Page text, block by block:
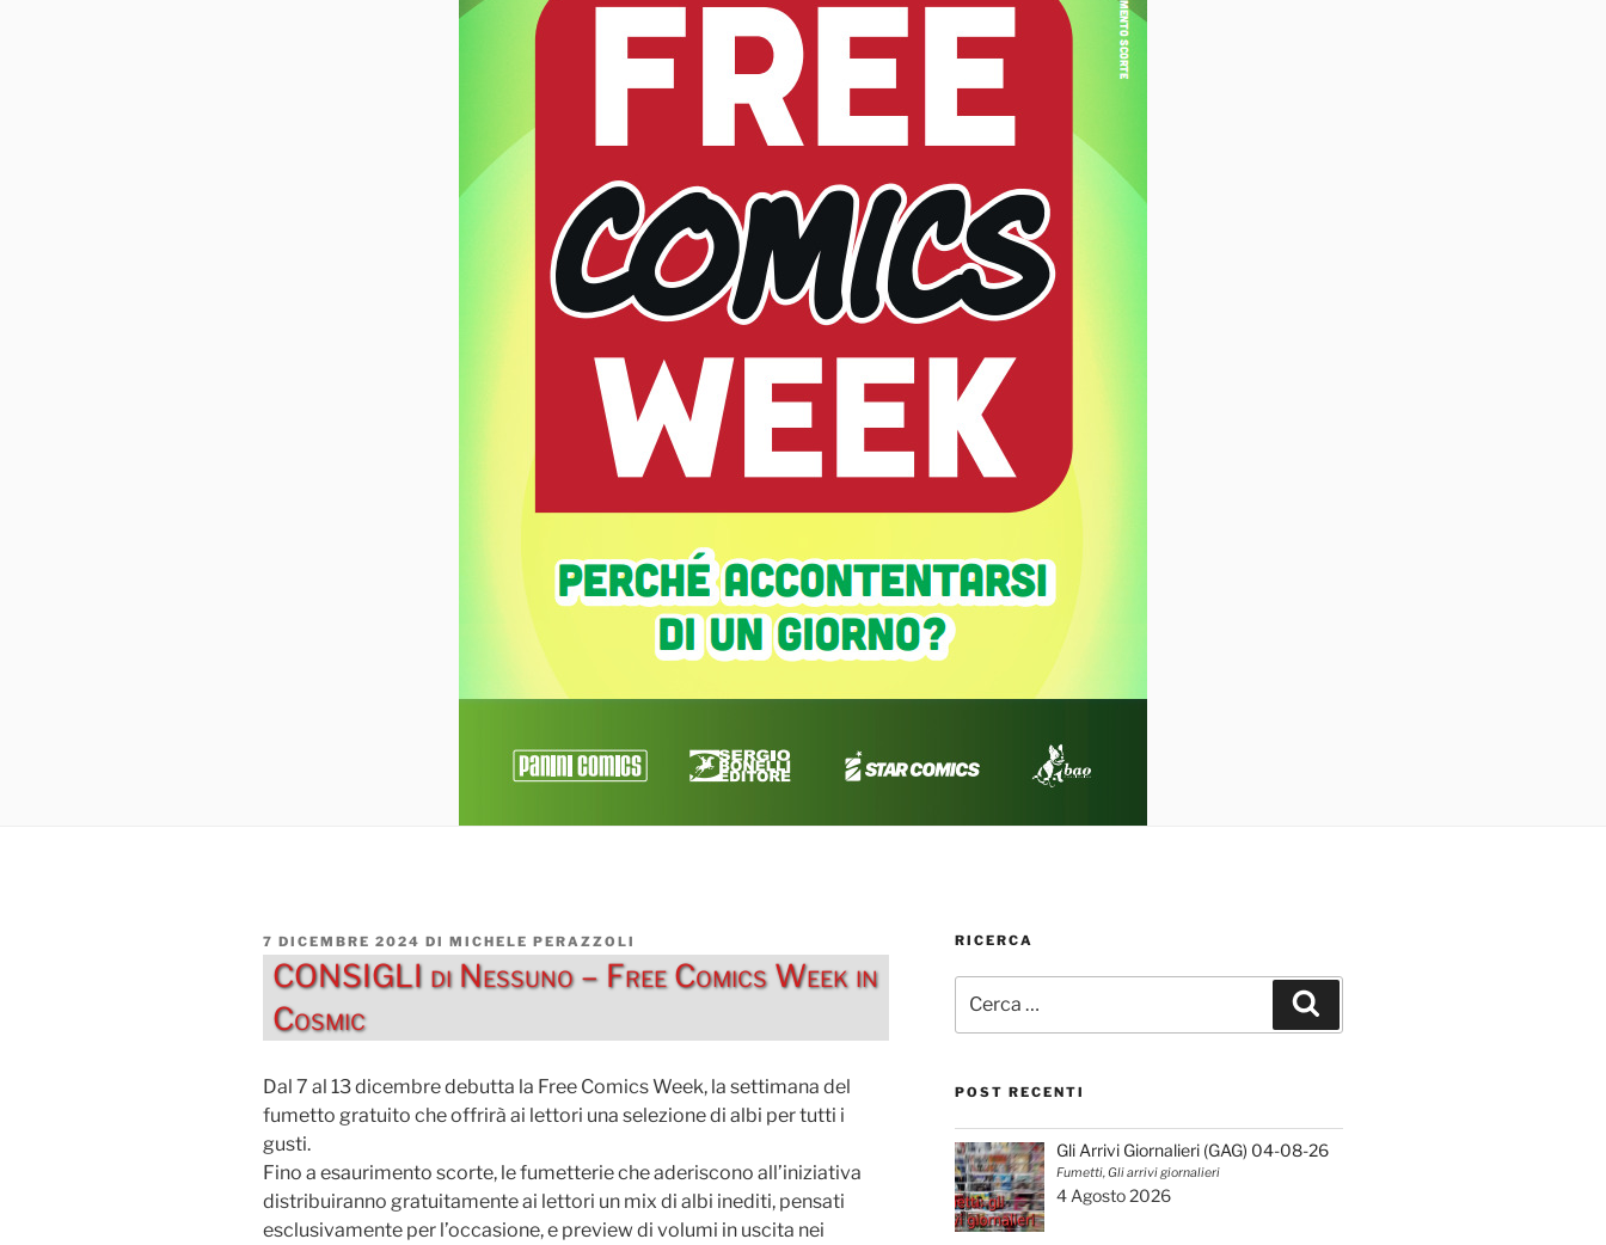
PUBBLICATO
IL
7 DICEMBRE 2024 DI MICHELE PERAZZOLI
CONSIGLI di Nessuno – Free Comics Week in
Cosmic
Dal 7 al 13 dicembre debutta la Free Comics Week, la settimana del
fumetto gratuito che offrirà ai lettori una selezione di albi per tutti i
gusti.
Fino a esaurimento scorte, le fumetterie che aderiscono all’iniziativa
distribuiranno gratuitamente ai lettori un mix di albi inediti, pensati
esclusivamente per l’occasione, e preview di volumi in uscita nei
RICERCA
POST RECENTI
Gli Arrivi Giornalieri (GAG) 04-08-26
Fumetti, Gli arrivi giornalieri
4 Agosto 2026